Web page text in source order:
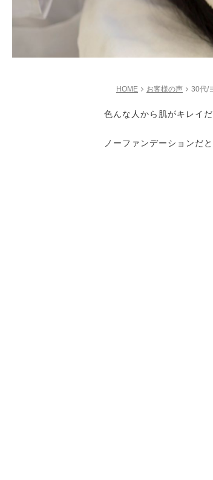
HOME お客様の声 30代/
色んな人から肌がキレイ
ノーファンデーションだ